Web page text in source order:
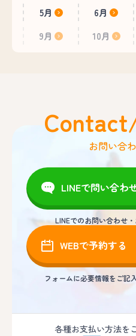
5月
6月
9月
10月
お問い合
LINEで問い合わ
LINEでのお問い合わせ
WEBで予約する
フォームに必要情報をご記
各種お支払い方法を